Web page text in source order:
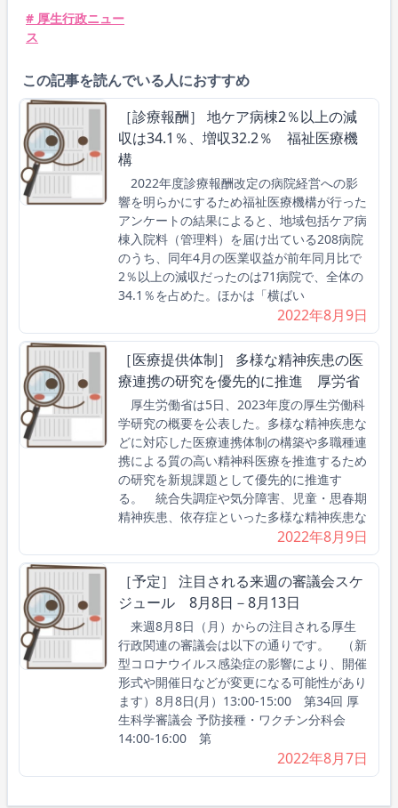
# 厚生行政ニュー
ス
この記事を読んでいる人におすすめ
［診療報酬］ 地ケア病棟2％以上の減
収は34.1％、増収32.2％ 福祉医療機
構
2022年度診療報酬改定の病院経営への影
響を明らかにするため福祉医療機構が行った
アンケートの結果によると、地域包括ケア病
棟入院料（管理料）を届け出ている208病院
のうち、同年4月の医業収益が前年同月比で
2％以上の減収だったのは71病院で、全体の
34.1％を占めた。ほかは「横ばい
2022年8月9日
［医療提供体制］ 多様な精神疾患の医
療連携の研究を優先的に推進 厚労省
厚生労働省は5日、2023年度の厚生労働科
学研究の概要を公表した。多様な精神疾患な
どに対応した医療連携体制の構築や多職種連
携による質の高い精神科医療を推進するため
の研究を新規課題として優先的に推進す
る。 統合失調症や気分障害、児童・思春期
精神疾患、依存症といった多様な精神疾患な
2022年8月9日
［予定］ 注目される来週の審議会スケ
ジュール 8月8日－8月13日
来週8月8日（月）からの注目される厚生
行政関連の審議会は以下の通りです。 （新
型コロナウイルス感染症の影響により、開催
形式や開催日などが変更になる可能性があり
ます）8月8日(月）13:00-15:00 第34回 厚
生科学審議会 予防接種・ワクチン分科会
14:00-16:00 第
2022年8月7日